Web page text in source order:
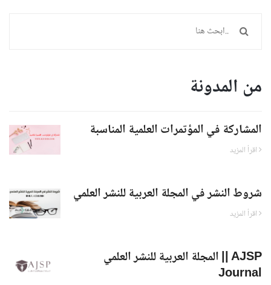
من المدونة
المشاركة في المؤتمرات العلمية المناسبة
شروط النشر في المجلة العربية للنشر العلمي
المجلة العربية للنشر العلمي || AJSP
Journal